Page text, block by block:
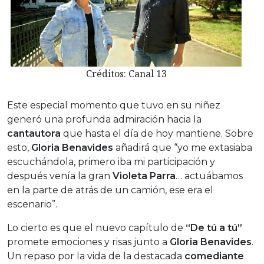
Créditos: Canal 13
Este especial momento que tuvo en su niñez
generó una profunda admiración hacia la
cantautora que hasta el día de hoy mantiene. Sobre
esto, Gloria Benavides añadirá que “yo me extasiaba
escuchándola, primero iba mi participación y
después venía la gran Violeta Parra… actuábamos
en la parte de atrás de un camión, ese era el
escenario”.
Lo cierto es que el nuevo capítulo de “De tú a tú”
promete emociones y risas junto a Gloria Benavides.
Un repaso por la vida de la destacada comediante